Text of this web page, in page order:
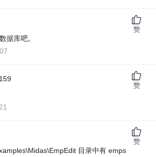
据库吧。
赞
赞
目录中有 emps
赞